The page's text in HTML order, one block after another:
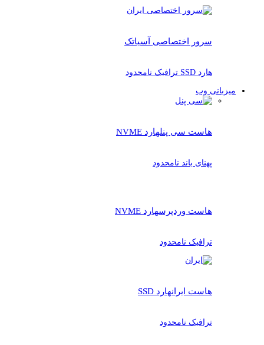
سرور اختصاصی آسیاتک
هارد SSD ترافیک نامحدود
میزبانی وب
هاست سی پنلهارد NVME
پهنای باند نامحدود
هاست وردپرسهارد NVME
ترافیک نامحدود
هاست ایرانهارد SSD
ترافیک نامحدود